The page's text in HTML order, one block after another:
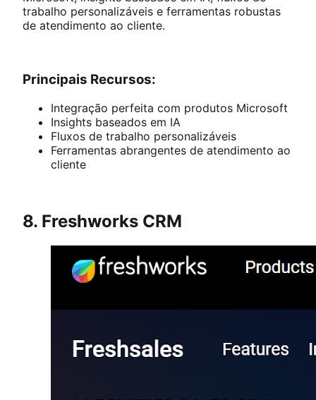
trabalho personalizáveis e ferramentas robustas
de atendimento ao cliente.
Principais Recursos:
Integração perfeita com produtos Microsoft
Insights baseados em IA
Fluxos de trabalho personalizáveis
Ferramentas abrangentes de atendimento ao
cliente
8. Freshworks CRM